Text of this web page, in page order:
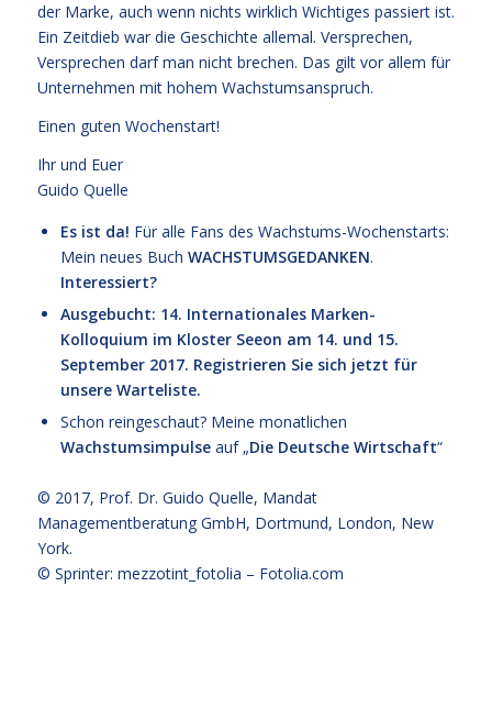
der Marke, auch wenn nichts wirklich Wichtiges passiert ist.
Ein Zeitdieb war die Geschichte allemal. Versprechen,
Versprechen darf man nicht brechen. Das gilt vor allem für
Unternehmen mit hohem Wachstumsanspruch.
Einen guten Wochenstart!
Ihr und Euer
Guido Quelle
Es ist da! Für alle Fans des Wachstums-Wochenstarts:
Mein neues Buch WACHSTUMSGEDANKEN.
Interessiert?
Ausgebucht: 14. Internationales Marken-
Kolloquium im Kloster Seeon am 14. und 15.
September 2017. Registrieren Sie sich jetzt für
unsere Warteliste.
Schon reingeschaut? Meine monatlichen
Wachstumsimpulseauf „Die Deutsche Wirtschaft“
© 2017, Prof. Dr. Guido Quelle, Mandat
Managementberatung GmbH, Dortmund, London, New
York.
© Sprinter: mezzotint_fotolia – Fotolia.com